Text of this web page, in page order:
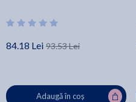
84.18 Lei 93.53 Lei
Adaugă în coș